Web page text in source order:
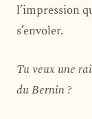
l’impression
s’envoler.
Tu veux une
du Bernin ?